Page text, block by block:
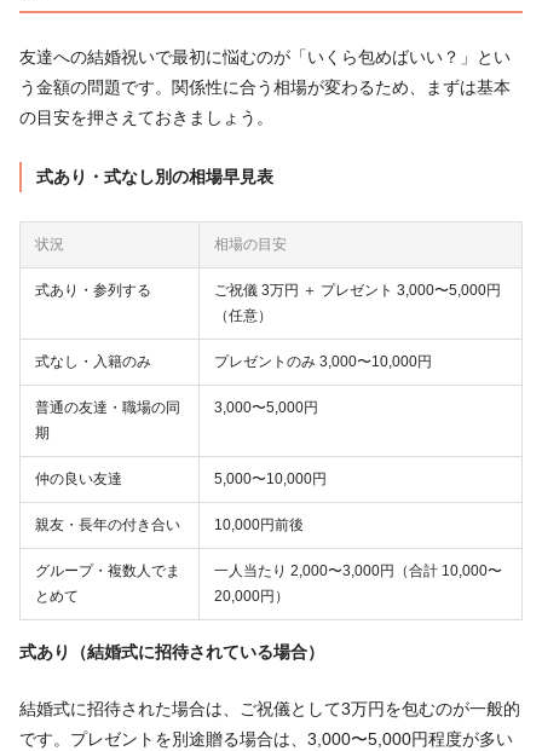
友達への結婚祝いで最初に悩むのが「いくら包めばいい？」とい
う金額の問題です。関係性に合う相場が変わるため、まずは基本
の目安を押さえておきましょう。
式あり・式なし別の相場早見表
状況 相場の目安
式あり・参列する
ご祝儀 3万円 ＋ プレゼント 3,000〜5,000円
（任意）
式なし・入籍のみ プレゼントのみ 3,000〜10,000円
普通の友達・職場の同
期
3,000〜5,000円
仲の良い友達 5,000〜10,000円
親友・長年の付き合い 10,000円前後
グループ・複数人でま
とめて
一人当たり 2,000〜3,000円（合計 10,000〜
20,000円）
式あり（結婚式に招待されている場合）
結婚式に招待された場合は、ご祝儀として3万円を包むのが一般的
です。プレゼントを別途贈る場合は、3,000〜5,000円程度が多い